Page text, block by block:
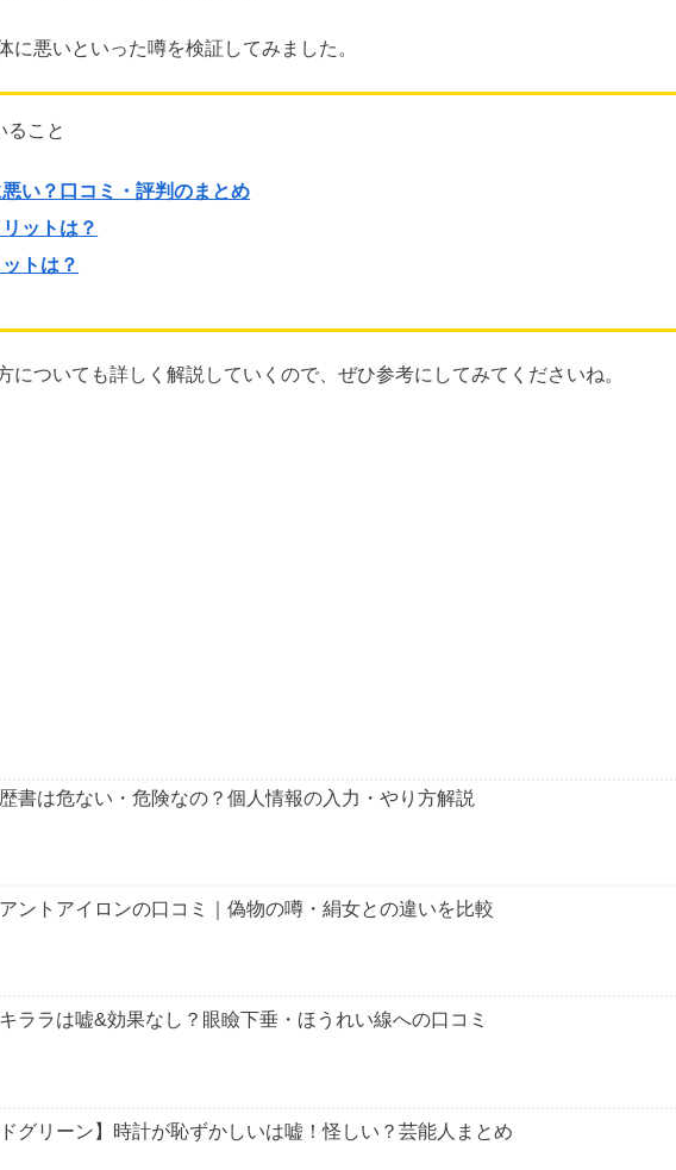
に悪いといった噂を検証してみました。
ること
い？口コミ・評判のまとめ
ットは？
トは？
についても詳しく解説していくので、ぜひ参考にしてみてくださいね。
書は危ない・危険なの？個人情報の入力・やり方解説
ントアイロンの口コミ｜偽物の噂・絹女との違いを比較
ララは嘘&効果なし？眼瞼下垂・ほうれい線への口コミ
ドグリーン】時計が恥ずかしいは嘘！怪しい？芸能人まとめ